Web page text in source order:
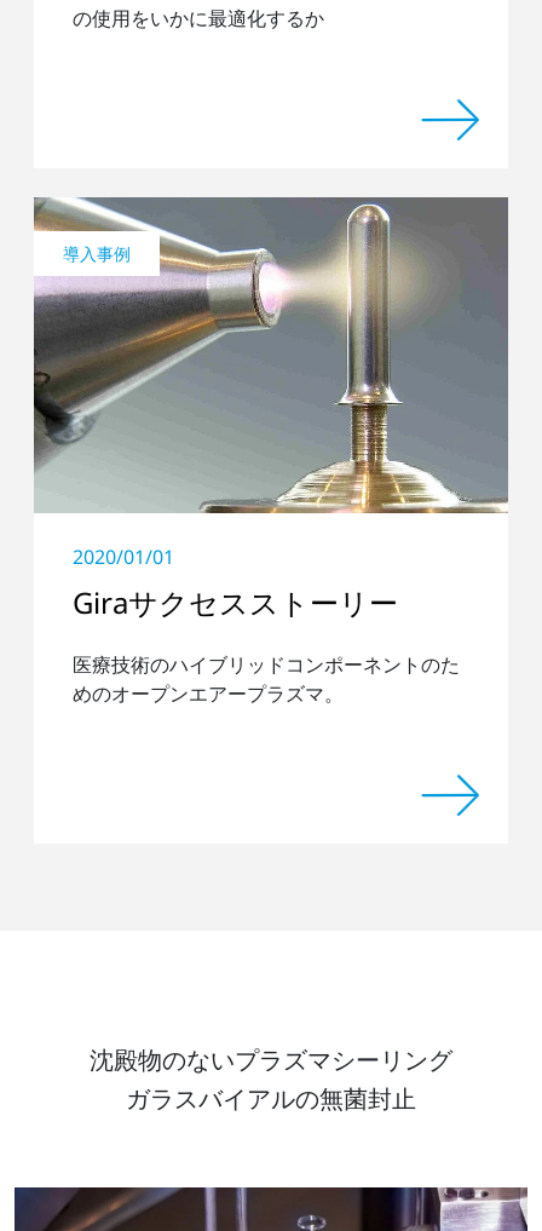
の使用をいかに最適化するか
導入事例
2020/01/01
Giraサクセスストーリー
医療技術のハイブリッドコンポーネントのた
めのオープンエアープラズマ。
沈殿物のないプラズマシーリング
ガラスバイアルの無菌封止